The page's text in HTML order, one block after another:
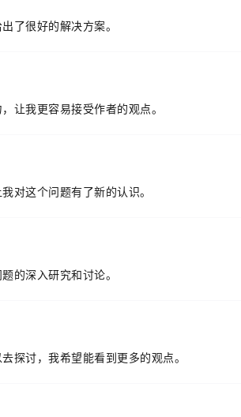
了很好的解决方案。
让我更容易接受作者的观点。
对这个问题有了新的认识。
的深入研究和讨论。
探讨，我希望能看到更多的观点。